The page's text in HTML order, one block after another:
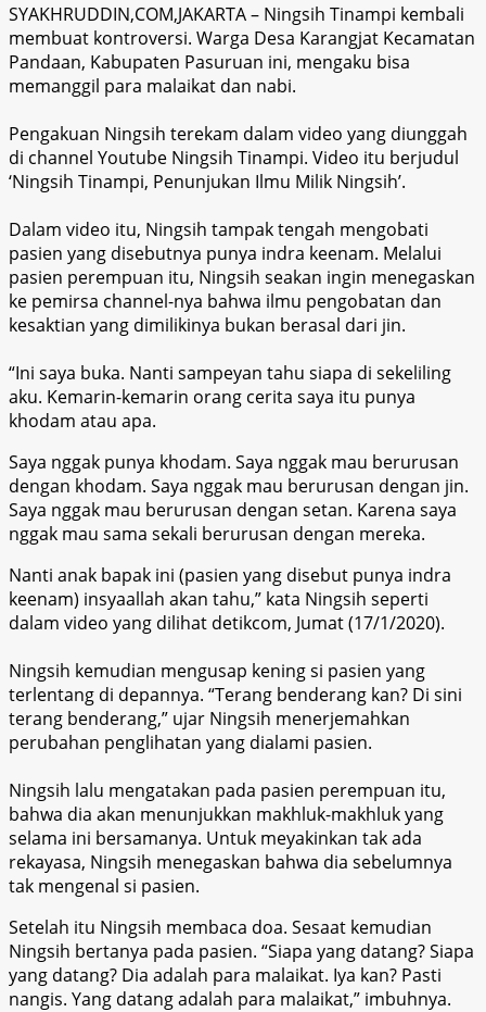
SYAKHRUDDIN,COM,JAKARTA – Ningsih Tinampi kembali
membuat kontroversi. Warga Desa Karangjat Kecamatan
Pandaan, Kabupaten Pasuruan ini, mengaku bisa
memanggil para malaikat dan nabi.
Pengakuan Ningsih terekam dalam video yang diunggah
di channel Youtube Ningsih Tinampi. Video itu berjudul
‘Ningsih Tinampi, Penunjukan Ilmu Milik Ningsih’.
Dalam video itu, Ningsih tampak tengah mengobati
pasien yang disebutnya punya indra keenam. Melalui
pasien perempuan itu, Ningsih seakan ingin menegaskan
ke pemirsa channel-nya bahwa ilmu pengobatan dan
kesaktian yang dimilikinya bukan berasal dari jin.
“Ini saya buka. Nanti sampeyan tahu siapa di sekeliling
aku. Kemarin-kemarin orang cerita saya itu punya
khodam atau apa.
Saya nggak punya khodam. Saya nggak mau berurusan
dengan khodam. Saya nggak mau berurusan dengan jin.
Saya nggak mau berurusan dengan setan. Karena saya
nggak mau sama sekali berurusan dengan mereka.
Nanti anak bapak ini (pasien yang disebut punya indra
keenam) insyaallah akan tahu,” kata Ningsih seperti
dalam video yang dilihat detikcom, Jumat (17/1/2020).
Ningsih kemudian mengusap kening si pasien yang
terlentang di depannya. “Terang benderang kan? Di sini
terang benderang,” ujar Ningsih menerjemahkan
perubahan penglihatan yang dialami pasien.
Ningsih lalu mengatakan pada pasien perempuan itu,
bahwa dia akan menunjukkan makhluk-makhluk yang
selama ini bersamanya. Untuk meyakinkan tak ada
rekayasa, Ningsih menegaskan bahwa dia sebelumnya
tak mengenal si pasien.
Setelah itu Ningsih membaca doa. Sesaat kemudian
Ningsih bertanya pada pasien. “Siapa yang datang? Siapa
yang datang? Dia adalah para malaikat. Iya kan? Pasti
nangis. Yang datang adalah para malaikat,” imbuhnya.